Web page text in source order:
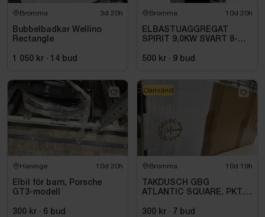
Bromma 3d 20h
Bubbelbadkar Wellino
Rectangle
1 050 kr · 14 bud
Bromma 10d 20h
ELBASTUAGGREGAT
SPIRIT 9,0KW SVART 8-
INKL. XENIO WIFI
500 kr · 9 bud
Haninge 10d 20h
Elbil för barn, Porsche
GT3-modell
300 kr · 6 bud
Bromma 10d 19h
TAKDUSCH GBG
ATLANTIC SQUARE, PKT.
KROM
300 kr · 7 bud
Oanvänd